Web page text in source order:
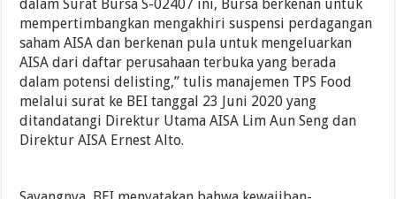
dalam Surat Bursa S-02407 ini, Bursa berkenan untuk
mempertimbangkan mengakhiri suspensi perdagangan
saham AISA dan berkenan pula untuk mengeluarkan
AISA dari daftar perusahaan terbuka yang berada
dalam potensi delisting,” tulis manajemen TPS Food
melalui surat ke BEI tanggal 23 Juni 2020 yang
ditandatangi Direktur Utama AISA Lim Aun Seng dan
Direktur AISA Ernest Alto.